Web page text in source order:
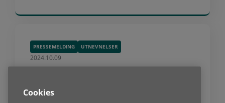
PRESSEMELDING UTNEVNELSER
2024.10.09
BNP PARIBAS LEASING SOLUTIONS
ADMINISTRERENDE DIREKTØR
Cookies